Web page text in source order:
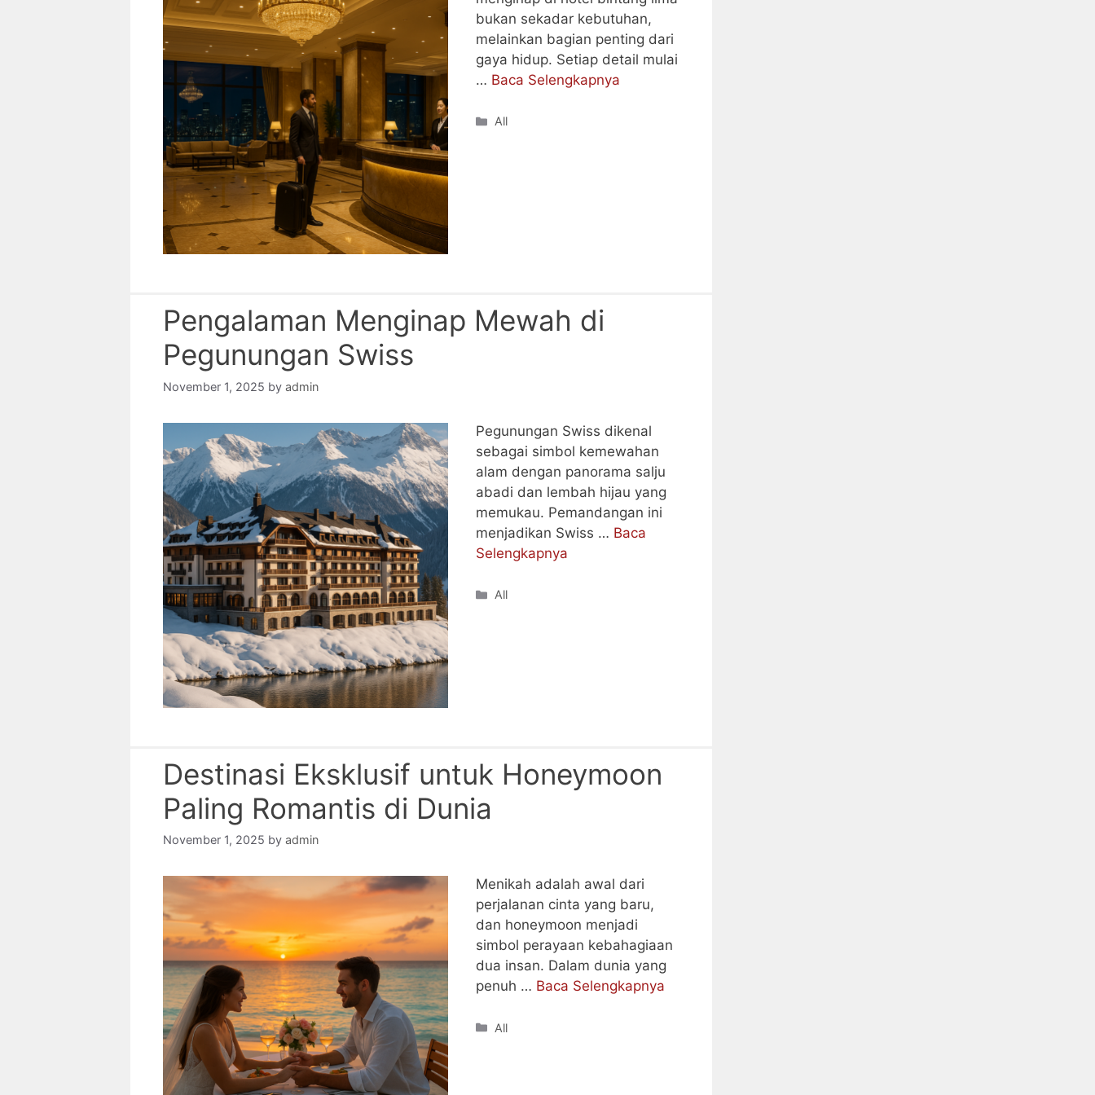
bukan sekadar kebutuhan,
melainkan bagian penting dari
gaya hidup. Setiap detail mulai
… Baca Selengkapnya
Categories
All
Pengalaman Menginap Mewah di
Pegunungan Swiss
November 1, 2025 by admin
Pegunungan Swiss dikenal
sebagai simbol kemewahan
alam dengan panorama salju
abadi dan lembah hijau yang
memukau. Pemandangan ini
menjadikan Swiss … Baca
Selengkapnya
Categories
All
Destinasi Eksklusif untuk Honeymoon
Paling Romantis di Dunia
November 1, 2025 by admin
Menikah adalah awal dari
perjalanan cinta yang baru,
dan honeymoon menjadi
simbol perayaan kebahagiaan
dua insan. Dalam dunia yang
penuh … Baca Selengkapnya
Categories
All